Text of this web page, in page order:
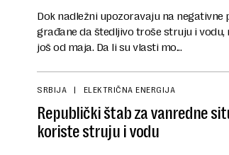
Dok nadležni upozoravaju na negativne
građane da štedljivo troše struju i
još od maja. Da li su vlasti mo...
SRBIJA ELEKTRIČNA ENERGIJA
Republički štab za vanredne
koriste struju i vodu